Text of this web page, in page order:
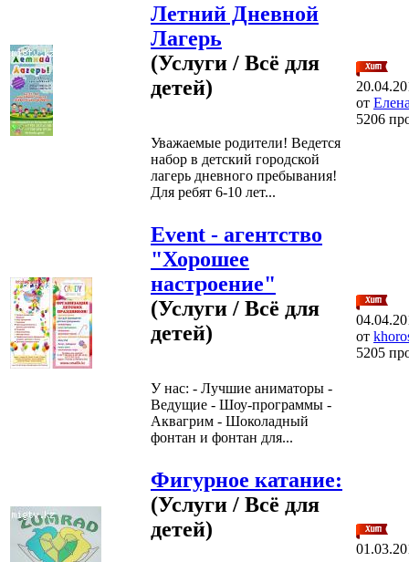
Летний Дневной
Лагерь
(Услуги / Всё для
детей)
Уважаемые родители! Ведется
набор в детский городской
лагерь дневного пребывания!
Для ребят 6-10 лет...
от
5206
Event - aгентство
"Хорошее
настроение"
(Услуги / Всё для
детей)
У нас: - Лучшие аниматоры -
Ведущие - Шоу-программы -
Аквагрим - Шоколадный
фонтан и фонтан для...
от
5205
Фигурное катание:
(Услуги / Всё для
детей)